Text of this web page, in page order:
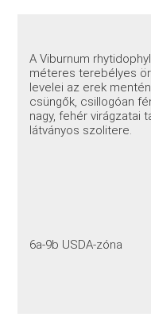
A Viburnum
méteres terebélyes
levelei az erek
csüngők, csillogóan
nagy, fehér virágzatai
látványos szolitere.
6a-9b USDA-zóna